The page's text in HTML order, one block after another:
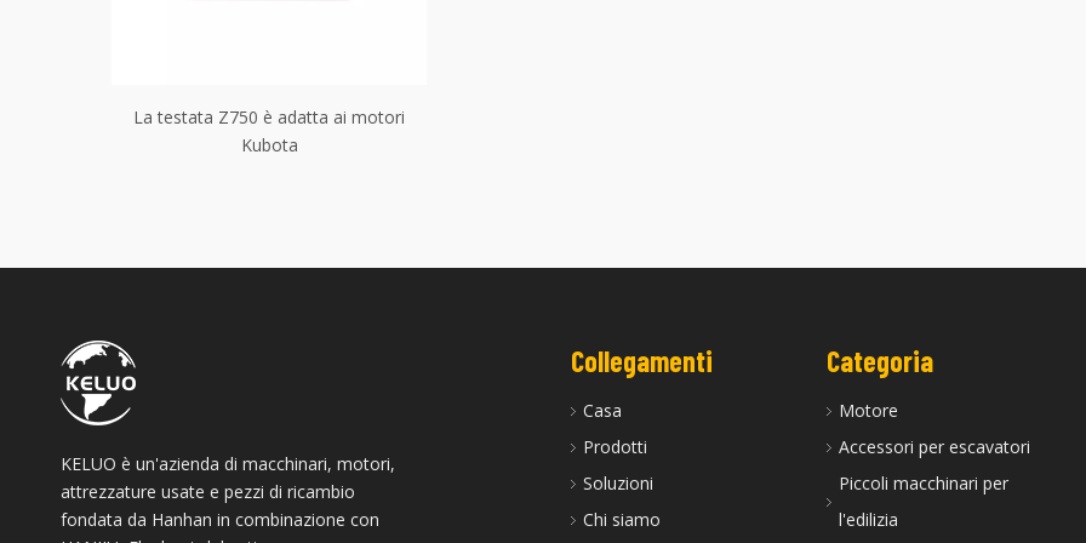
La testata Z750 è adatta ai motori
Kubota
KELUO è un'azienda di macchinari, motori,
attrezzature usate e pezzi di ricambio
fondata da Hanhan in combinazione con
Collegamenti
Casa
Prodotti
Soluzioni
Chi siamo
Categoria
Motore
Accessori per escavatori
Piccoli macchinari per
l'edilizia